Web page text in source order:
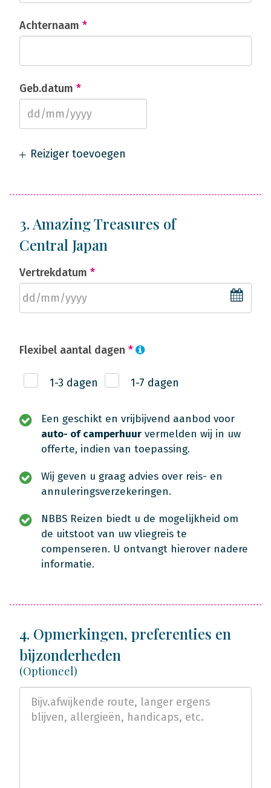
Achternaam *
Geb.datum *
Reiziger toevoegen
3. Amazing Treasures of
Central Japan
Vertrekdatum *
Flexibel aantal dagen *
1-3 dagen 1-7 dagen
Een geschikt en vrijbijvend aanbod voor
auto- of camperhuur vermelden wij in uw
offerte, indien van toepassing.
Wij geven u graag advies over reis- en
annuleringsverzekeringen.
NBBS Reizen biedt u de mogelijkheid om
de uitstoot van uw vliegreis te
compenseren. U ontvangt hierover nadere
informatie.
4. Opmerkingen, preferenties en
bijzonderheden
(Optioneel)